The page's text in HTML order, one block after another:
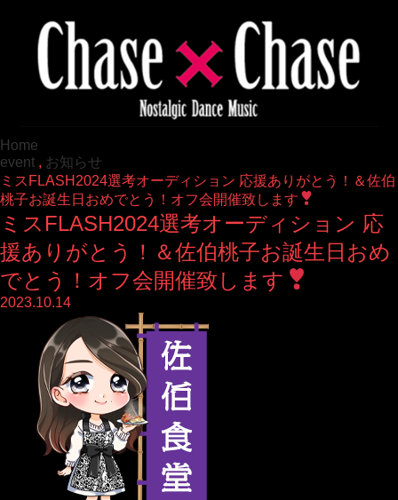
Home
event , お知らせ
ミスFLASH2024選考オーディション 応援ありがとう！＆佐伯
桃子お誕生日おめでとう！オフ会開催致します
ミスFLASH2024選考オーディション 応
援ありがとう！＆佐伯桃子お誕生日おめ
でとう！オフ会開催致します
2023.10.14